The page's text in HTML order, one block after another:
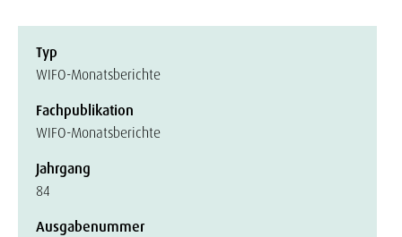
Typ
WIFO-Monatsberichte
Fachpublikation
WIFO-Monatsberichte
Jahrgang
84
Ausgabenummer